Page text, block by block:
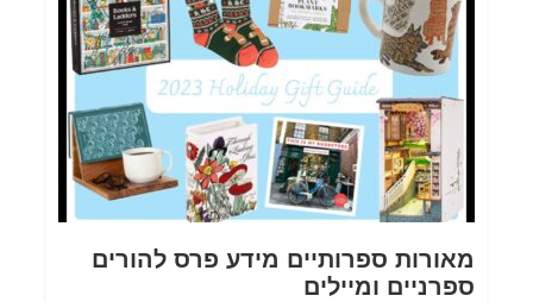
מאורות ספרותיים מידע פרס להורים
ספרניים ומיילים